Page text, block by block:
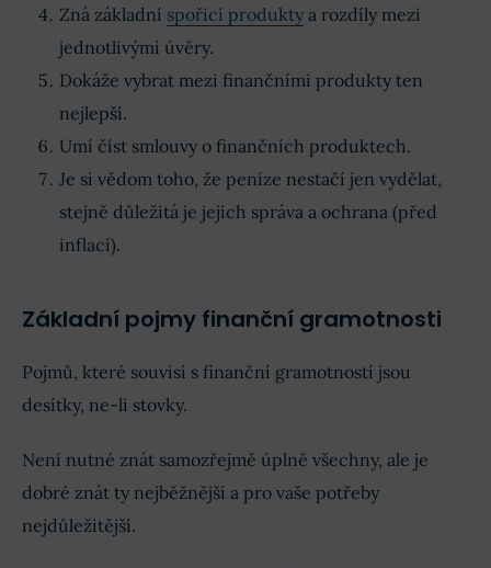
Zná základní spořicí produkty a rozdíly mezi
jednotlivými úvěry.
Dokáže vybrat mezi finančními produkty ten
nejlepší.
Umí číst smlouvy o finančních produktech.
Je si vědom toho, že peníze nestačí jen vydělat,
stejně důležitá je jejich správa a ochrana (před
inflací).
Základní pojmy finanční gramotnosti
Pojmů, které souvisí s finanční gramotností jsou
desítky, ne-li stovky.
Není nutné znát samozřejmě úplně všechny, ale je
dobré znát ty nejběžnější a pro vaše potřeby
nejdůležitější.